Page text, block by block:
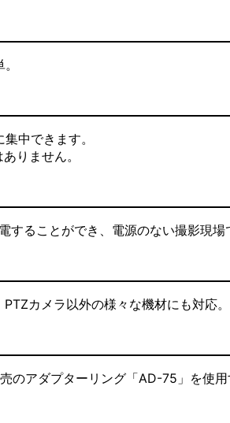
中できます。
りません。
ることができ、電源のない撮影現
カメラ以外の様々な機材にも対応。
のアダプターリング「AD-75」を使